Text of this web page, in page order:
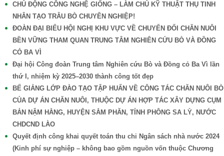
CHỦ ĐỘNG CÔNG NGHỆ GIỐNG – LÀM CHỦ KỸ THUẬT THỤ TINH
NHÂN TẠO TRÂU BÒ CHUYÊN NGHIỆP!
ĐOÀN ĐẠI BIỂU HỘI NGHỊ KHU VỰC VỀ CHUYỂN ĐỔI CHĂN NUÔI
BỀN VỮNG THAM QUAN TRUNG TÂM NGHIÊN CỨU BÒ VÀ ĐỒNG
CỎ BA VÌ
Đại hội Công đoàn Trung tâm Nghiên cứu Bò và Đồng cỏ Ba Vì lần
thứ I, nhiệm kỳ 2025–2030 thành công tốt đẹp
BẾ GIẢNG LỚP ĐÀO TẠO TẬP HUẤN VỀ CÔNG TÁC CHĂN NUÔI BÒ
CỦA DỰ ÁN CHĂN NUÔI, THUỘC DỰ ÁN HỢP TÁC XÂY DỰNG CỤM
BẢN NẬM HẰNG, HUYỆN SẲM PHĂN, TỈNH PHÔNG SA LỲ, NƯỚC
CHDCND LÀO
Quyết định công khai quyết toán thu chi Ngân sách nhà nước 2024
(Kinh phí sự nghiệp – không bao gồm nguồn vốn thuộc Chương